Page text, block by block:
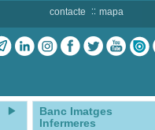
contacte mapa
Banc Imatges
Infermeres